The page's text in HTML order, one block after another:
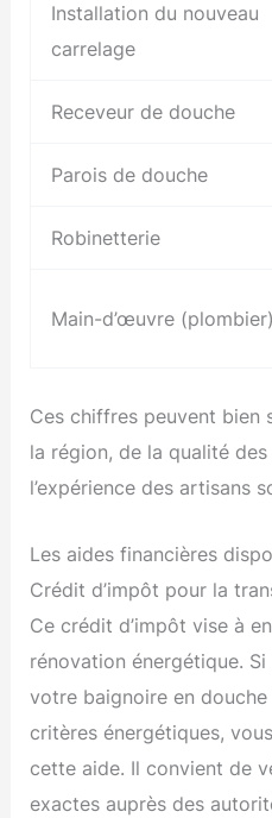
Installation du nouveau
carrelage
Receveur de douche
Parois de douche
Robinetterie
Main-d’œuvre (plombier)
Ces chiffres peuvent bien
la région, de la qualité
l’expérience des artisans
Les aides financières
Crédit d’impôt pour la
Ce crédit d’impôt vise à
rénovation énergétique.
votre baignoire en
critères énergétiques,
cette aide. Il convient de
exactes auprès des